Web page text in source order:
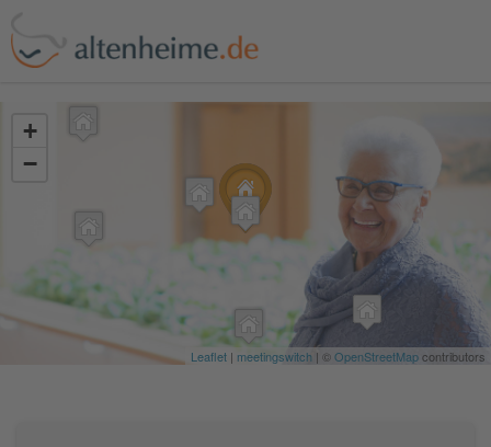
+
−
Leaflet | meetingswitch | ©OpenStreetMapcontributors